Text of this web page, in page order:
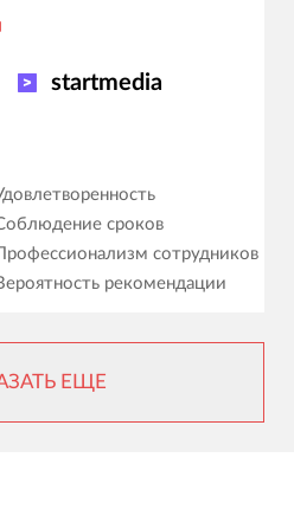
startmedia
сроков
сотрудников
рекомендации
ЕЩЕ